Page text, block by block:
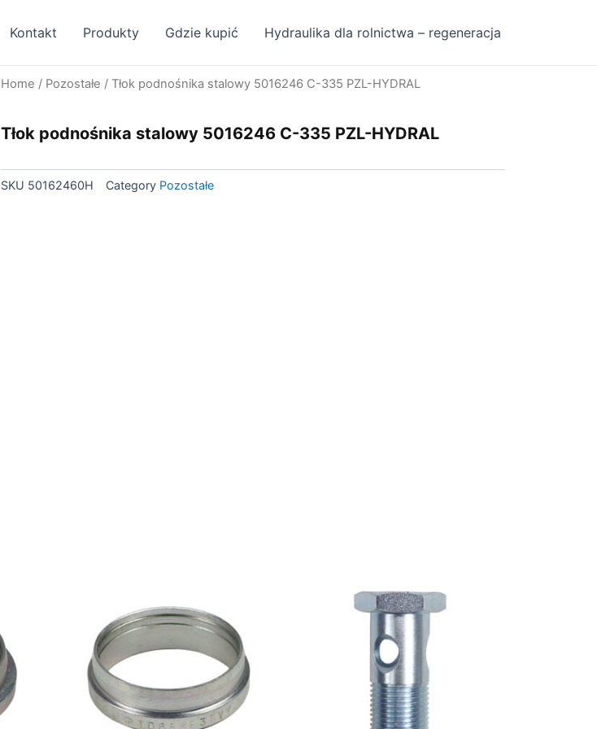
Kontakt Produkty Gdzie kupić Hydraulika dla rolnictwa – regeneracja
Home / Pozostałe / Tłok podnośnika stalowy 5016246 C-335 PZL-HYDRAL
Tłok podnośnika stalowy 5016246 C-335 PZL-HYDRAL
SKU 50162460H Category Pozostałe